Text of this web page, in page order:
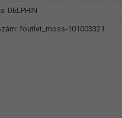
DELPHIN
foutlet_moss-101003321